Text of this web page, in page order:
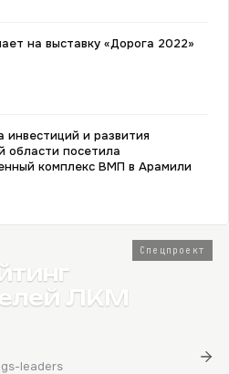
на выставку «Дорога 2022»
инвестиций и развития
области посетила
комплекс ВМП в Арамили
Спецпроект
ЛКМ
leaders